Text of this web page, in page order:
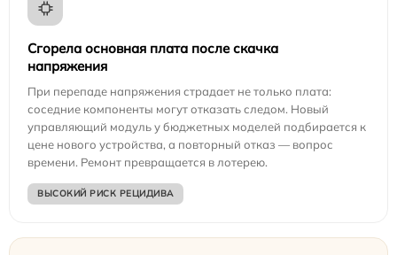
Сгорела основная плата после скачка
напряжения
При перепаде напряжения страдает не только плата:
соседние компоненты могут отказать следом. Новый
управляющий модуль у бюджетных моделей подбирается к
цене нового устройства, а повторный отказ — вопрос
времени. Ремонт превращается в лотерею.
ВЫСОКИЙ РИСК РЕЦИДИВА